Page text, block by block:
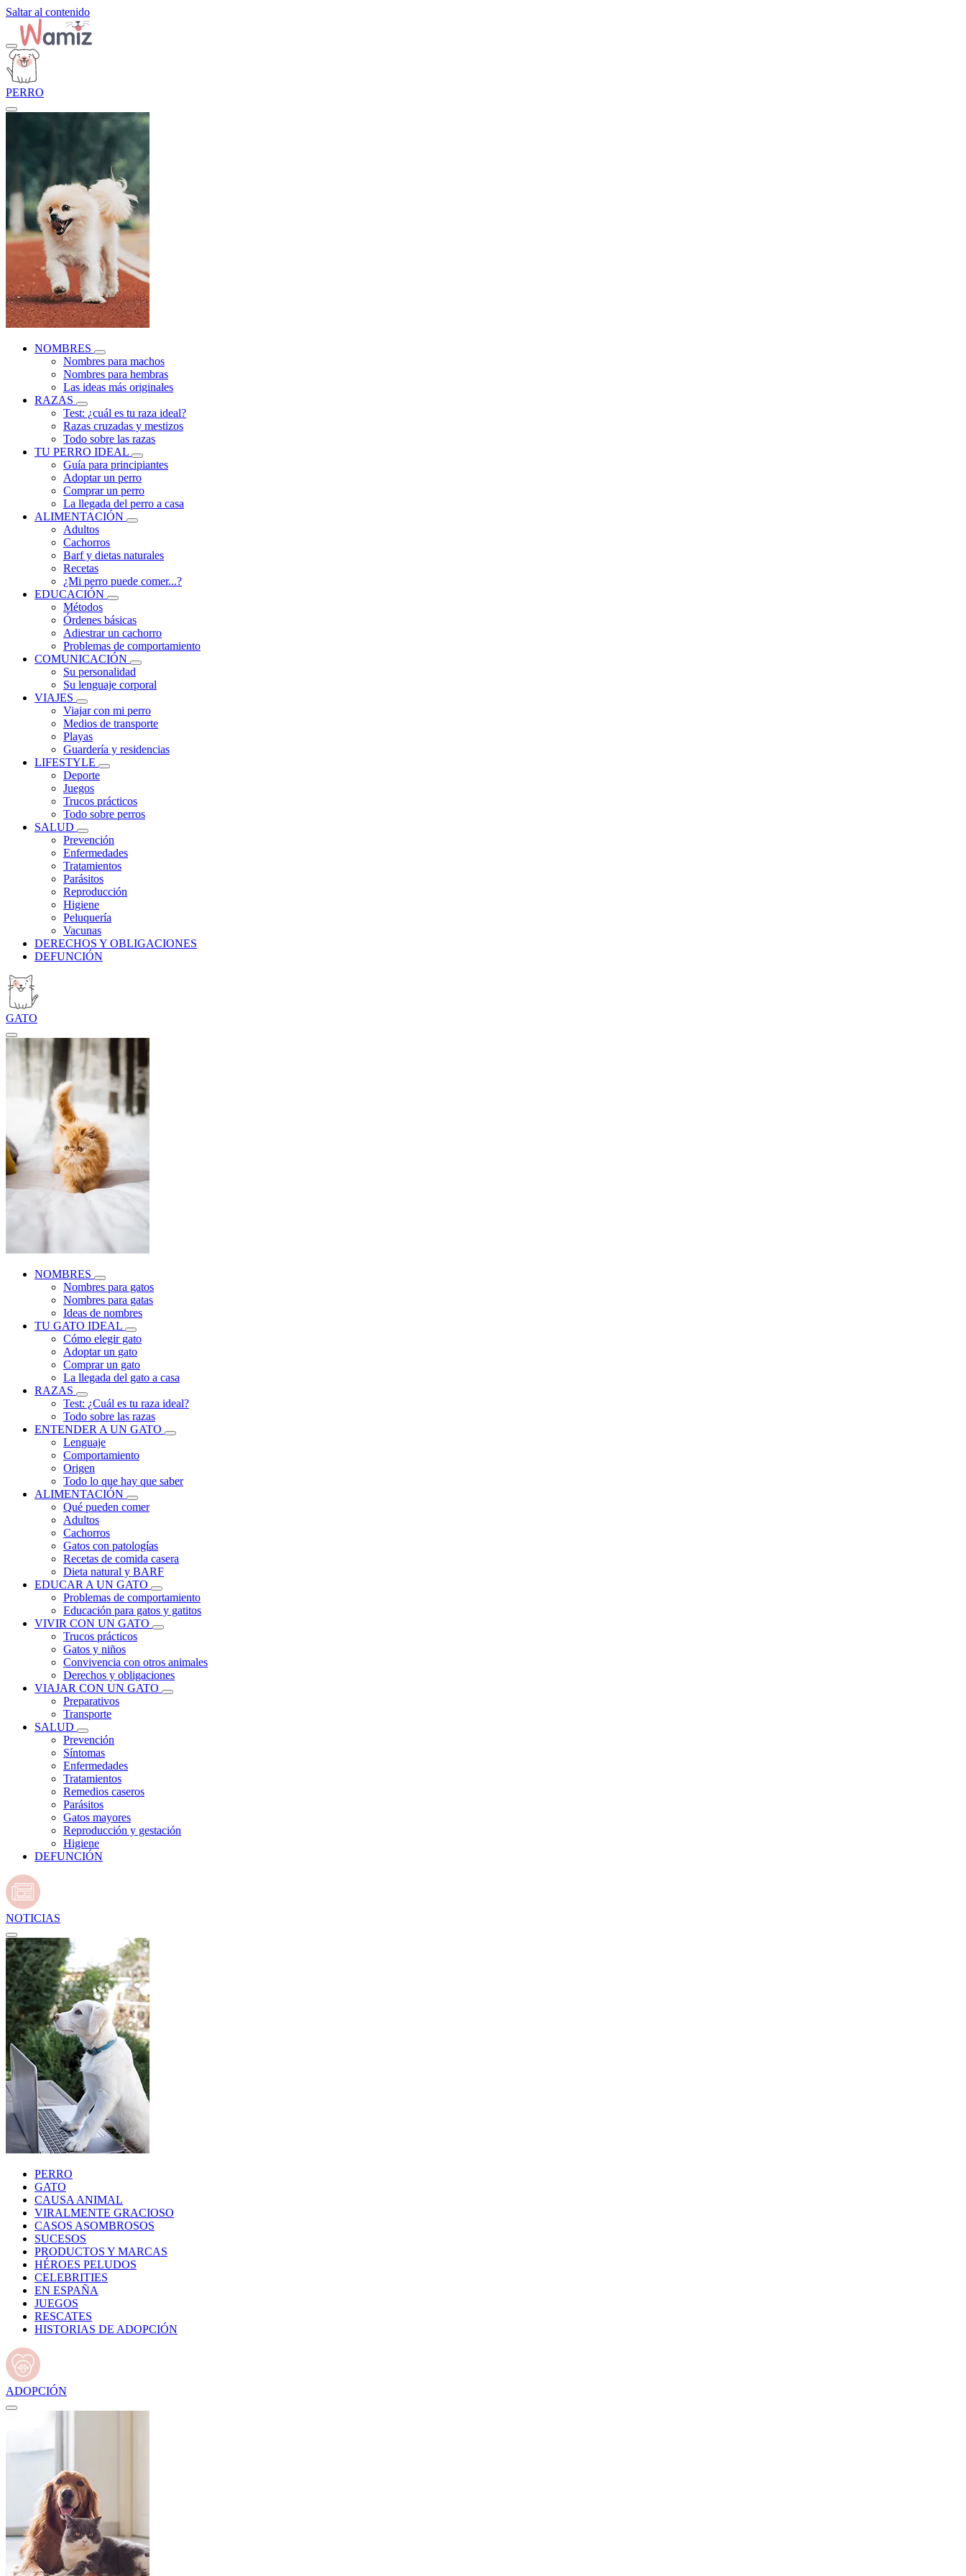
Saltar al contenido
PERRO
NOMBRES
Nombres para machos
Nombres para hembras
Las ideas más originales
RAZAS
Test: ¿cuál es tu raza ideal?
Razas cruzadas y mestizos
Todo sobre las razas
TU PERRO IDEAL
Guía para principiantes
Adoptar un perro
Comprar un perro
La llegada del perro a casa
ALIMENTACIÓN
Adultos
Cachorros
Barf y dietas naturales
Recetas
¿Mi perro puede comer...?
EDUCACIÓN
Métodos
Órdenes básicas
Adiestrar un cachorro
Problemas de comportamiento
COMUNICACIÓN
Su personalidad
Su lenguaje corporal
VIAJES
Viajar con mi perro
Medios de transporte
Playas
Guardería y residencias
LIFESTYLE
Deporte
Juegos
Trucos prácticos
Todo sobre perros
SALUD
Prevención
Enfermedades
Tratamientos
Parásitos
Reproducción
Higiene
Peluquería
Vacunas
DERECHOS Y OBLIGACIONES
DEFUNCIÓN
GATO
NOMBRES
Nombres para gatos
Nombres para gatas
Ideas de nombres
TU GATO IDEAL
Cómo elegir gato
Adoptar un gato
Comprar un gato
La llegada del gato a casa
RAZAS
Test: ¿Cuál es tu raza ideal?
Todo sobre las razas
ENTENDER A UN GATO
Lenguaje
Comportamiento
Origen
Todo lo que hay que saber
ALIMENTACIÓN
Qué pueden comer
Adultos
Cachorros
Gatos con patologías
Recetas de comida casera
Dieta natural y BARF
EDUCAR A UN GATO
Problemas de comportamiento
Educación para gatos y gatitos
VIVIR CON UN GATO
Trucos prácticos
Gatos y niños
Convivencia con otros animales
Derechos y obligaciones
VIAJAR CON UN GATO
Preparativos
Transporte
SALUD
Prevención
Síntomas
Enfermedades
Tratamientos
Remedios caseros
Parásitos
Gatos mayores
Reproducción y gestación
Higiene
DEFUNCIÓN
NOTICIAS
PERRO
GATO
CAUSA ANIMAL
VIRALMENTE GRACIOSO
CASOS ASOMBROSOS
SUCESOS
PRODUCTOS Y MARCAS
HÉROES PELUDOS
CELEBRITIES
EN ESPAÑA
JUEGOS
RESCATES
HISTORIAS DE ADOPCIÓN
ADOPCIÓN